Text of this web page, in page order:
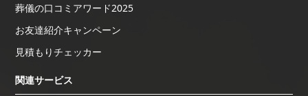
葬儀の口コミアワード2025
お友達紹介キャンペーン
見積もりチェッカー
関連サービス